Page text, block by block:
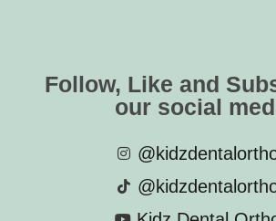
Follow, Like and
our social